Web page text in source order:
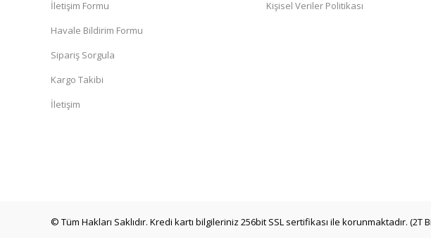
İletişim Formu
Havale Bildirim Formu
Sipariş Sorgula
Kargo Takibi
İletişim
Kişisel Veriler Politikası
© Tüm Hakları Saklıdır. Kredi kartı bilgileriniz 256bit SSL sertifikası ile korunmaktadır.